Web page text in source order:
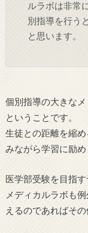
ルラボは非常
別指導を行う
と思います。
個別指導の大きな
ということです。
生徒との距離を縮
みながら学習に励め
医学部受験を目指
メディカルラボも
えるのであればその